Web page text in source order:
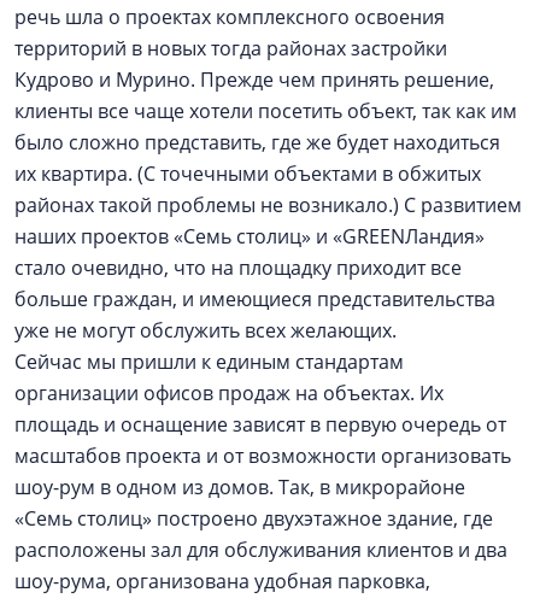
речь шла о проектах комплексного освоения
территорий в новых тогда районах застройки
Кудрово и Мурино. Прежде чем принять решение,
клиенты все чаще хотели посетить объект, так как им
было сложно представить, где же будет находиться
их квартира. (С точечными объектами в обжитых
районах такой проблемы не возникало.) С развитием
наших проектов «Семь столиц» и «GREENЛандия»
стало очевидно, что на площадку приходит все
больше граждан, и имеющиеся представительства
уже не могут обслужить всех желающих.
Сейчас мы пришли к единым стандартам
организации офисов продаж на объектах. Их
площадь и оснащение зависят в первую очередь от
масштабов проекта и от возможности организовать
шоу-рум в одном из домов. Так, в микрорайоне
«Семь столиц» построено двухэтажное здание, где
расположены зал для обслуживания клиентов и два
шоу-рума, организована удобная парковка,